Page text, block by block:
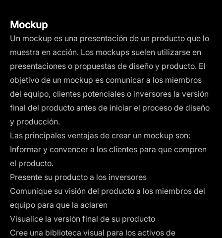
Mockup
Un mockup es una presentación de un producto que lo
muestra en acción. Los mockups suelen utilizarse en
presentaciones o propuestas de diseño y producto. El
objetivo de un mockup es comunicar a los miembros
del equipo, clientes potenciales o inversores la versión
final del producto antes de iniciar el proceso de diseño
y producción.
Las principales ventajas de crear un mockup son:
Informar y convencer a los clientes para que compren
el producto.
Presente su producto a los inversores
Comunique su visión del producto a los miembros del
equipo para que la aclaren
Visualice la versión final de su producto
Cree una biblioteca visual para los activos de